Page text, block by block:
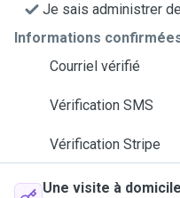
Je sais administrer
Informations
Courriel vérifié
Vérification SMS
Vérification Stripe
Une visite à